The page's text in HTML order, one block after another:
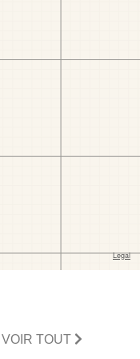
VOIR TOUT